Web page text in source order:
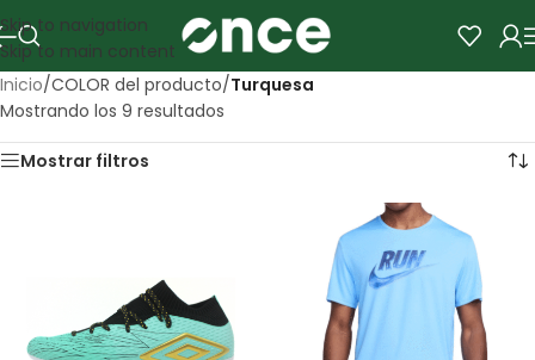
Skip to navigation
Skip to main content
Inicio/COLOR del producto/Turquesa
Mostrando los 9 resultados
Mostrar filtros